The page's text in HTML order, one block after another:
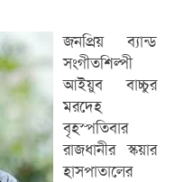
জনপ্রিয় ব্যান্ড
সংগীতশিল্পী
আইয়ুব বাচ্চুর
মরদেহ
বৃহস্পতিবার
রাজধানীর স্কয়ার
হাসপাতালের